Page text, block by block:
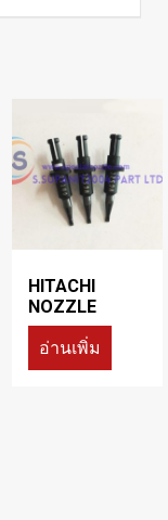
HITACHI
NOZZLE
อ่านเพิ่ม